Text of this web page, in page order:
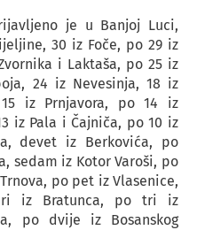
je u Banjoj Luci,
30 iz Foče, po 29 iz
i Laktaša, po 25 iz
24 iz Nevesinja, 18 iz
iz Prnjavora, po 14 iz
iz Pala i Čajniča, po 10 iz
devet iz Berkovića, po
sedam iz Kotor Varoši, po
po pet iz Vlasenice,
iz Bratunca, po tri iz
po dvije iz Bosanskog